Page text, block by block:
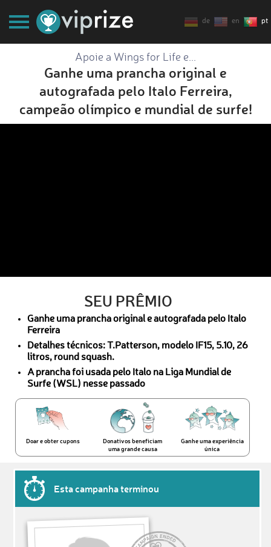
de en pt
Apoie a Wings for Life e...
Ganhe uma prancha original e
autografada pelo Italo Ferreira,
campeão olímpico e mundial de surfe!
SEU PRÊMIO
Ganhe uma prancha original e autografada pelo Italo
Ferreira
Detalhes técnicos: T.Patterson, modelo IF15, 5.10, 26
litros, round squash.
A prancha foi usada pelo Italo na Liga Mundial de
Surfe (WSL) nesse passado
Doar e obter cupons
Donativos beneficiam
uma grande causa
Ganhe uma experiência
única
Esta campanha terminou